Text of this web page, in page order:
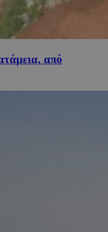
από